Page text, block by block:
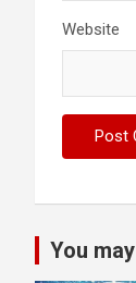
Website
You